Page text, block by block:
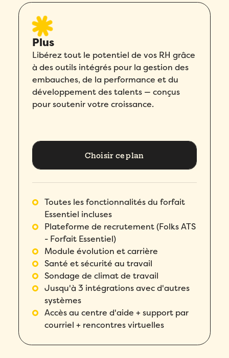
Plus
Libérez tout le potentiel de vos RH grâce
à des outils intégrés pour la gestion des
embauches, de la performance et du
développement des talents — conçus
pour soutenir votre croissance.
Choisir ce plan
Toutes les fonctionnalités du forfait
Essentiel incluses
Plateforme de recrutement (Folks ATS
- Forfait Essentiel)
Module évolution et carrière
Santé et sécurité au travail
Sondage de climat de travail
Jusqu'à 3 intégrations avec d'autres
systèmes
Accès au centre d'aide + support par
courriel + rencontres virtuelles
Veuillez saisir un nombre supérieur ou
J’accepte laPolitique de
confidentialité
Nombre d'employés *
Veuillez saisir un nombre supérieur ou
égal à0.
Politique de
confidentialitéde Folks.
Nombre d'employés *
Veuillez saisir un nombre supérieur ou
égal à0.
Comment avez-vous entendu parler de Folks?
confidentialitéde Folks.